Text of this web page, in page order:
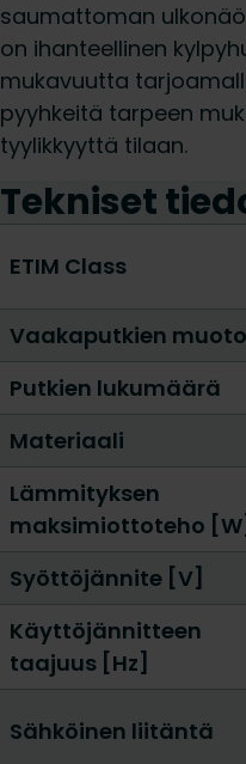
saumattoman
on ihanteellinen
mukavuutta
pyyhkeitä tarpeen
tyylikkyyttä tilaan.
Tekniset
ETIM Class
Vaakaputkien muoto
Putkien lukumäärä
Materiaali
Lämmityksen
maksimiottoteho [W]
Syöttöjännite [V]
Käyttöjännitteen
taajuus [Hz]
Sähköinen liitäntä